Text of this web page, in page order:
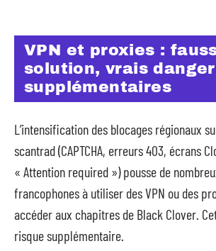
VPN et proxies :
solution, vrais
supplémentaires
L’intensification des blocages régionaux
scantrad (CAPTCHA, erreurs 403, écrans
« Attention required ») pousse de
francophones à utiliser des VPN ou des
accéder aux chapitres de Black Clover.
risque supplémentaire.